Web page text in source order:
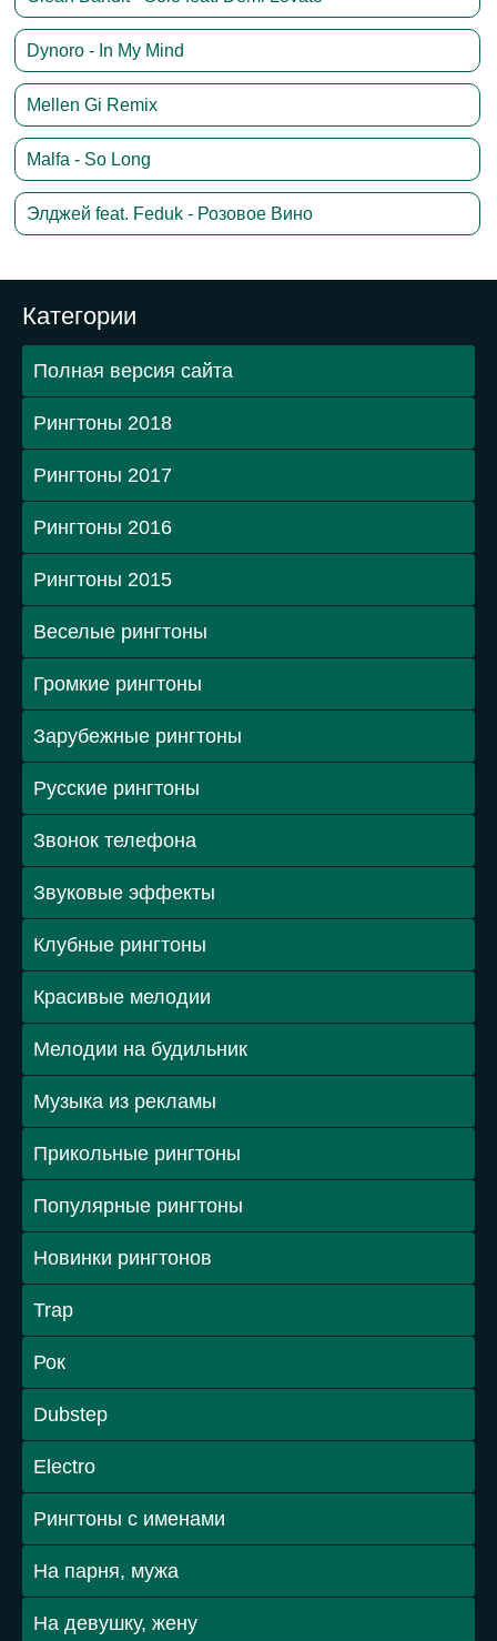
Dynoro - In My Mind
Mellen Gi Remix
Malfa - So Long
Элджей feat. Feduk - Розовое Вино
Категории
Полная версия сайта
Рингтоны 2018
Рингтоны 2017
Рингтоны 2016
Рингтоны 2015
Веселые рингтоны
Громкие рингтоны
Зарубежные рингтоны
Русские рингтоны
Звонок телефона
Звуковые эффекты
Клубные рингтоны
Красивые мелодии
Мелодии на будильник
Музыка из рекламы
Прикольные рингтоны
Популярные рингтоны
Новинки рингтонов
Trap
Рок
Dubstep
Electro
Рингтоны с именами
На парня, мужа
На девушку, жену